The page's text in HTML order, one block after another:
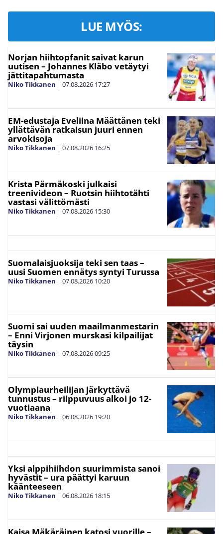
LUE MYÖS:
Norjan hiihtopfanit saivat karun
uutisen – Johannes Kläbo vetäytyi
jättitapahtumasta
Niko Tikkanen | 07.08.2026 17:27
EM-edustaja Eveliina Määttänen teki
yllättävän ratkaisun juuri ennen
arvokisoja
Niko Tikkanen | 07.08.2026 16:25
Krista Pärmäkoski julkaisi
treenivideon – Ruotsin hiihtotähti
vastasi välittömästi
Niko Tikkanen | 07.08.2026 15:30
Suomalaisjuoksija teki sen taas –
uusi Suomen ennätys syntyi Turussa
Niko Tikkanen | 07.08.2026 10:20
Suomi sai uuden maailmanmestarin
– Enni Virjonen murskasi kilpailijat
täysin
Niko Tikkanen | 07.08.202609:25
Olympiaurheilijan järkyttävä
tunnustus – riippuvuus alkoi jo 12-
vuotiaana
Niko Tikkanen | 06.08.2026 19:20
Yksi alppihiihdon suurimmista sanoi
hyvästit – ura päättyi karuun
käänteeseen
Niko Tikkanen | 06.08.2026 18:15